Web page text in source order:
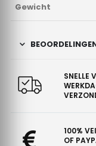
Gewicht
SNELLE
100%
OF